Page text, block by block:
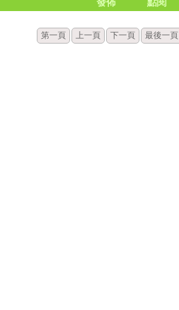
第一頁 上一頁 下一頁 最後一頁